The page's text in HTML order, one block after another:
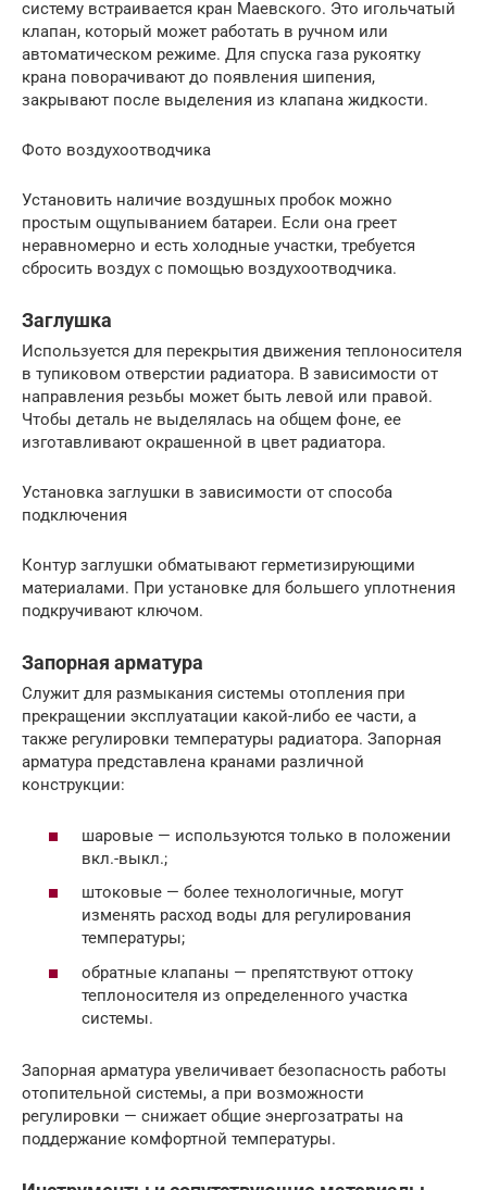
систему встраивается кран Маевского. Это игольчатый
клапан, который может работать в ручном или
автоматическом режиме. Для спуска газа рукоятку
крана поворачивают до появления шипения,
закрывают после выделения из клапана жидкости.
Фото воздухоотводчика
Установить наличие воздушных пробок можно
простым ощупыванием батареи. Если она греет
неравномерно и есть холодные участки, требуется
сбросить воздух с помощью воздухоотводчика.
Заглушка
Используется для перекрытия движения теплоносителя
в тупиковом отверстии радиатора. В зависимости от
направления резьбы может быть левой или правой.
Чтобы деталь не выделялась на общем фоне, ее
изготавливают окрашенной в цвет радиатора.
Установка заглушки в зависимости от способа
подключения
Контур заглушки обматывают герметизирующими
материалами. При установке для большего уплотнения
подкручивают ключом.
Запорная арматура
Служит для размыкания системы отопления при
прекращении эксплуатации какой-либо ее части, а
также регулировки температуры радиатора. Запорная
арматура представлена кранами различной
конструкции:
шаровые — используются только в положении
вкл.-выкл.;
штоковые — более технологичные, могут
изменять расход воды для регулирования
температуры;
обратные клапаны — препятствуют оттоку
теплоносителя из определенного участка
системы.
Запорная арматура увеличивает безопасность работы
отопительной системы, а при возможности
регулировки — снижает общие энергозатраты на
поддержание комфортной температуры.